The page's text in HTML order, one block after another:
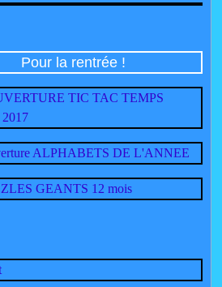
Pour la rentrée !